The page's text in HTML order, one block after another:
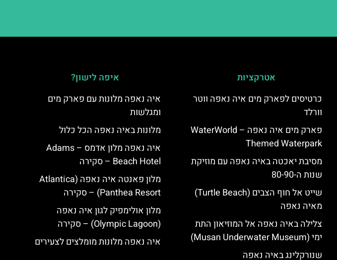
אטרקציות
כרטיסים לפארק מים איה נאפה ווטר
וורלד
פארק מים איה נאפה – ‪‪WaterWorld
Themed Waterpark‬‬
מסיבת יאכטה באיה נאפה עם מוזיקת
שנות ה-80-90
שייט אל חוף הצבים (Turtle Beach)
מאיה נאפה
צלילה באיה נאפה אל המוזיאון התת
ימי (Musan Underwater Museum)
שנורקלינג באיה נאפה
איפה לישון?
איה נאפה מלונות עם פארק מים
ומגלשות
מלונות באיה נאפה הכל כלול
איה נאפה מלון אדמס – Adams
Beach Hotel – סקירה
מלון פאנטה איה נאפה (Atlantica
Panthea Resort) – סקירה
מלון אולימפיק לגון איה נאפה
(Olympic Lagoon) – סקירה
איה נאפה מלונות מומלצים לצעירים